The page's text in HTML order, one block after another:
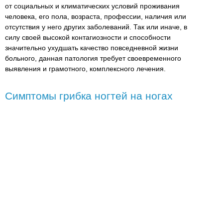
от социальных и климатических условий проживания
человека, его пола, возраста, профессии, наличия или
отсутствия у него других заболеваний. Так или иначе, в
силу своей высокой контагиозности и способности
значительно ухудшать качество повседневной жизни
больного, данная патология требует своевременного
выявления и грамотного, комплексного лечения.
Симптомы грибка ногтей на ногах